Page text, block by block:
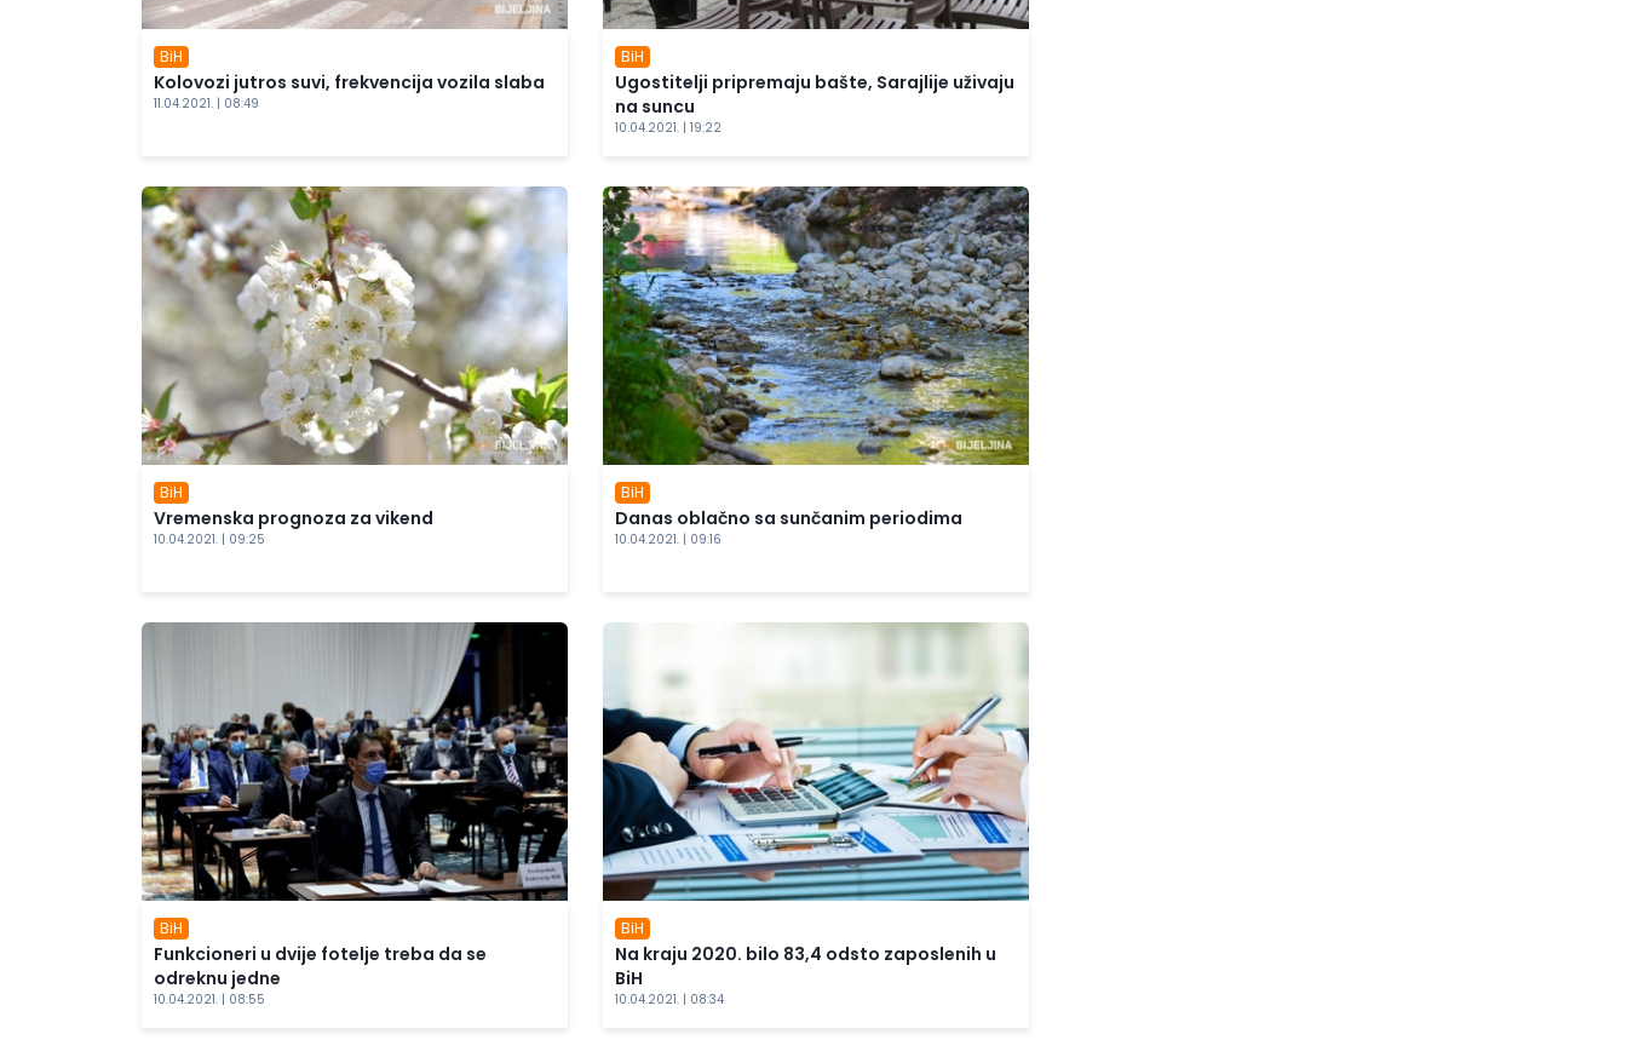
BiH
Kolovozi jutros suvi, frekvencija vozila slaba
11.04.2021. | 08:49
BiH
Ugostitelji pripremaju bašte, Sarajlije uživaju
na suncu
10.04.2021. | 19:22
BiH
Vremenska prognoza za vikend
10.04.2021. | 09:25
BiH
Danas oblačno sa sunčanim periodima
10.04.2021. | 09:16
BiH
Funkcioneri u dvije fotelje treba da se
odreknu jedne
10.04.2021. | 08:55
BiH
Na kraju 2020. bilo 83,4 odsto zaposlenih u
BiH
10.04.2021. | 08:34